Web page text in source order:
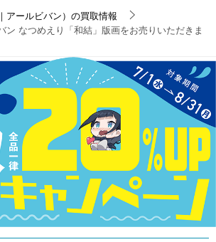
アールビバン）の買取情報
ン なつめえり「和結」版画をお売りいただきま